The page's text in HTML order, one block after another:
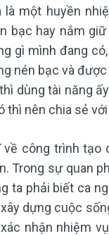
là một huyền
bạc hay nắm
gì mình đang
nén bạc và
dùng tài năng
thì nên chia sẻ
về công trình tạo
Trong sự quan
ta phải biết ca
dựng cuộc
xác nhận nhiệm